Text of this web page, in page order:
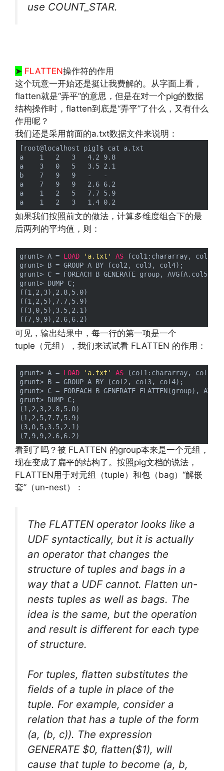
use COUNT_STAR.
➤ FLATTEN操作符的作用
这个玩意一开始还是挺让我费解的。从字面上看，
flatten就是“弄平”的意思，但是在对一个pig的数据
结构操作时，flatten到底是“弄平”了什么，又有什么
作用呢？
我们还是采用前面的a.txt数据文件来说明：
[root@localhost pig]$ cat a.txt
a    1   2   3   4.2 9.8
a    3   0   5   3.5 2.1
b    7   9   9   -   -
a    7   9   9   2.6 6.2
a    1   2   5   7.7 5.9
如果我们按照前文的做法，计算多维度组合下的最
后两列的平均值，则：
grunt> A = LOAD 'a.txt' AS (col1:chararray, col2:
grunt> B = GROUP A BY (col2, col3, col4);
grunt> C = FOREACH B GENERATE group, AVG(A.col5),
grunt> DUMP C;
((1,2,3),2.8,5.0)
((1,2,5),7.7,5.9)
((3,0,5),3.5,2.1)
可见，输出结果中，每一行的第一项是一个
tuple（元组），我们来试试看 FLATTEN 的作用：
grunt> A = LOAD 'a.txt' AS (col1:chararray, col2:
grunt> B = GROUP A BY (col2, col3, col4);
grunt> C = FOREACH B GENERATE FLATTEN(group),
grunt> DUMP C;
(1,2,3,2.8,5.0)
(1,2,5,7.7,5.9)
(3,0,5,3.5,2.1)
看到了吗？被 FLATTEN 的group本来是一个元组，
现在变成了扁平的结构了。按照pig文档的说法，
FLATTEN用于对元组（tuple）和包（bag）“解嵌
套”（un-nest）：
The FLATTEN operator looks like a
UDF syntactically, but it is actually
an operator that changes the
structure of tuples and bags in a
way that a UDF cannot. Flatten un-
nests tuples as well as bags. The
idea is the same, but the operation
and result is different for each type
of structure.
For tuples, flatten substitutes the
fields of a tuple in place of the
tuple. For example, consider a
relation that has a tuple of the form
(a, (b, c)). The expression
GENERATE $0, flatten($1), will
cause that tuple to become (a, b,